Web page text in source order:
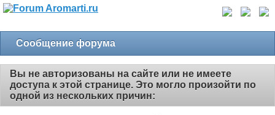
Сообщение форума
Вы не авторизованы на сайте или не имеете
доступа к этой странице. Это могло произойти по
одной из нескольких причин: